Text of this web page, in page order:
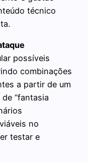
técnico
possíveis
combinações
a partir de um
“fantasia
no
testar e